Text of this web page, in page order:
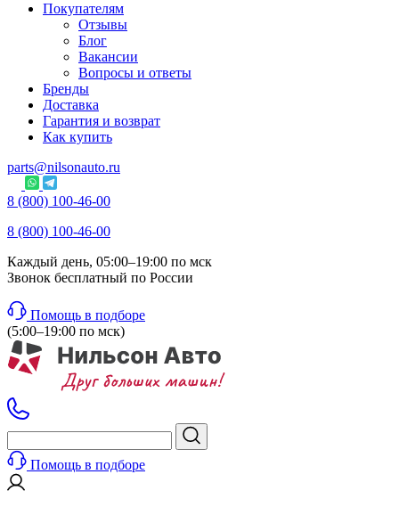
Покупателям
Отзывы
Блог
Вакансии
Вопросы и ответы
Бренды
Доставка
Гарантия и возврат
Как купить
parts@nilsonauto.ru
8 (800) 100-46-00
8 (800) 100-46-00
Каждый день, 05:00–19:00 по мск
Звонок бесплатный по России
Помощь в подборе
(5:00–19:00 по мск)
Помощь в подборе